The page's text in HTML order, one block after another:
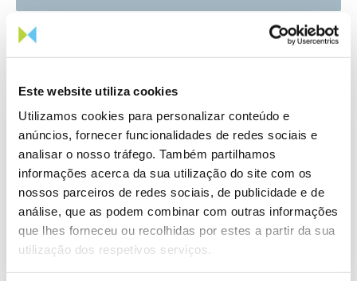
Este website utiliza cookies
Utilizamos cookies para personalizar conteúdo e
anúncios, fornecer funcionalidades de redes sociais e
analisar o nosso tráfego. Também partilhamos
informações acerca da sua utilização do site com os
nossos parceiros de redes sociais, de publicidade e de
análise, que as podem combinar com outras informações
que lhes forneceu ou recolhidas por estes a partir da sua
utilização dos respetivos serviços.
Data Crescente
415.75 Kb
Previsão do Consumo de Energia
Elétrica de janeiro de 2025
Publicação com periodicidade mensal, com
informação sobre Eletricidade
2025-01-02 Eletricidade